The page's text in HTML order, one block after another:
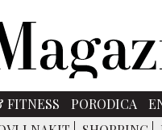
FITNESS PORODICA